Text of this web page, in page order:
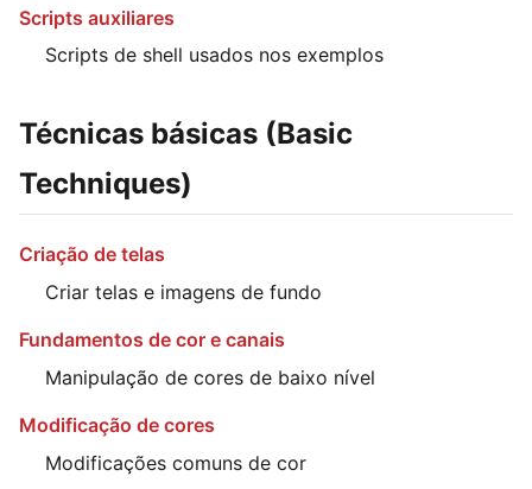
Scripts auxiliares
Scripts de shell usados nos exemplos
Técnicas básicas (Basic
Techniques)
Criação de telas
Criar telas e imagens de fundo
Fundamentos de cor e canais
Manipulação de cores de baixo nível
Modificação de cores
Modificações comuns de cor